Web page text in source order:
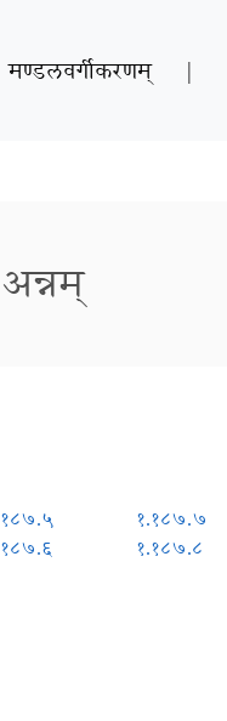
मण्डलवर्गीकरणम् |
१.१८७.७
१.१८७.८